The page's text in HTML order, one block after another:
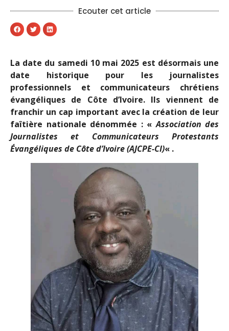
Ecouter cet article
La date du samedi 10 mai 2025 est désormais une
date historique pour les journalistes
professionnels et communicateurs chrétiens
évangéliques de Côte d’Ivoire. Ils viennent de
franchir un cap important avec la création de leur
faîtière nationale dénommée : «Association des
Journalistes et Communicateurs Protestants
Évangéliques de Côte d’Ivoire (AJCPE-CI)« .